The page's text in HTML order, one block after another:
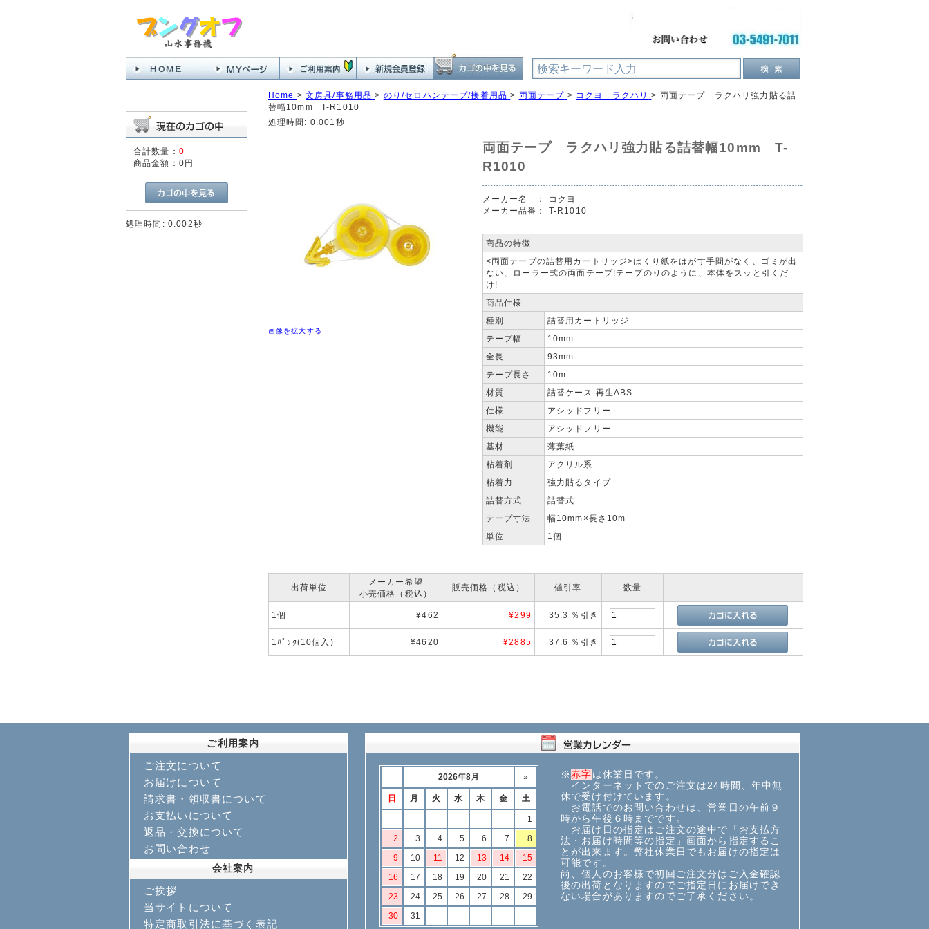
合計数量： 0
商品金額： 0円
処理時間: 0.002秒
Home > 文房具/事務用品 > のり/セロハンテープ/接着用品 > 両面テープ > コクヨ ラクハリ > 両面テープ ラクハリ強力貼る詰
替幅10mm T-R1010
処理時間: 0.001秒
画像を拡大する
両面テープ ラクハリ強力貼る詰替幅10mm T-
R1010
メーカー名 ：
コクヨ
メーカー品番：
T-R1010
商品の特徴
<両面テープの詰替用カートリッジ>はくり紙をはがす手間がなく、ゴミが出
ない、ローラー式の両面テープ!テープのりのように、本体をスッと引くだ
け!
商品仕様
種別
詰替用カートリッジ
テープ幅
10mm
全長
93mm
テープ長さ
10m
材質
詰替ケース:再生ABS
仕様
アシッドフリー
機能
アシッドフリー
基材
薄葉紙
粘着剤
アクリル系
粘着力
強力貼るタイプ
詰替方式
詰替式
テープ寸法
幅10mm×長さ10m
単位
1個
出荷単位
メーカー希望
小売価格（税込）
販売価格（税込） 値引率 数量
1個 ¥462 ¥299 35.3 ％引き
1ﾊﾟｯｸ(10個入) ¥4620 ¥2885 37.6 ％引き
ご利用案内
ご注文について
お届けについて
請求書・領収書について
お支払いについて
返品・交換について
お問い合わせ
会社案内
ご挨拶
当サイトについて
特定商取引法に基づく表記
※赤字は休業日です。
インターネットでのご注文は24時間、年中無
休で受け付けています。
お電話でのお問い合わせは、営業日の午前９
時から午後６時までです。
お届け日の指定はご注文の途中で「お支払方
法・お届け時間等の指定」画面から指定するこ
とが出来ます。弊社休業日でもお届けの指定は
可能です。
尚、個人のお客様で初回ご注文分はご入金確認
後の出荷となりますのでご指定日にお届けでき
ない場合がありますのでご了承ください。